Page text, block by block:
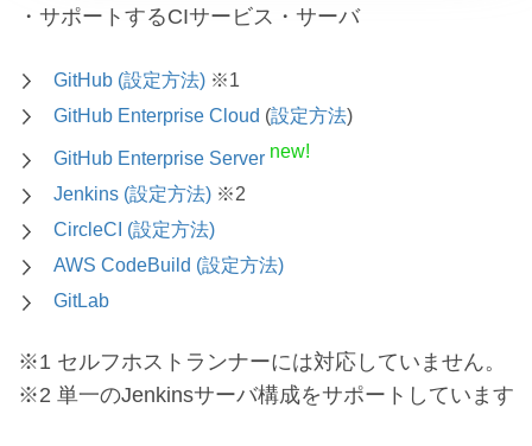
・サポートするCIサービス・サーバ
GitHub (設定方法) ※1
GitHub Enterprise Cloud (設定方法)
GitHub Enterprise Server new!
Jenkins (設定方法) ※2
CircleCI (設定方法)
AWS CodeBuild (設定方法)
GitLab
※1 セルフホストランナーには対応していません。
※2 単一のJenkinsサーバ構成をサポートしています